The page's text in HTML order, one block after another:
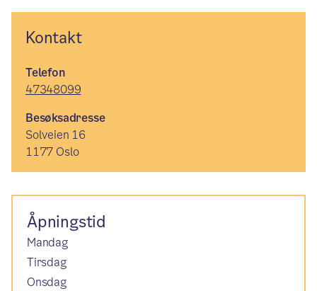
Kontakt
Telefon
47348099
Besøksadresse
Solveien 16
1177 Oslo
Åpningstid
Mandag
Tirsdag
Onsdag